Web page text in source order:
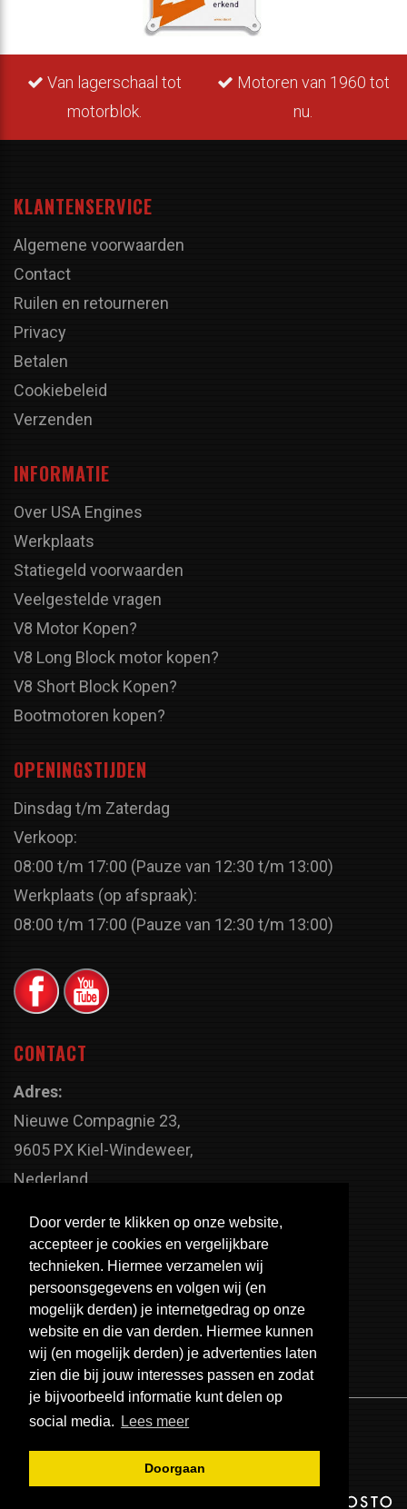
Door verder te klikken op onze website,
accepteer je cookies en vergelijkbare
technieken. Hiermee verzamelen wij
persoonsgegevens en volgen wij (en
mogelijk derden) je internetgedrag op onze
website en die van derden. Hiermee kunnen
wij (en mogelijk derden) je advertenties laten
zien die bij jouw interesses passen en zodat
je bijvoorbeeld informatie kunt delen op
social media.
Lees meer
Doorgaan
Van lagerschaal tot
motorblok.
Motoren van 1960 tot
nu.
KLANTENSERVICE
Algemene voorwaarden
Contact
Ruilen en retourneren
Privacy
Betalen
Cookiebeleid
Verzenden
INFORMATIE
Over USA Engines
Werkplaats
Statiegeld voorwaarden
Veelgestelde vragen
V8 Motor Kopen?
V8 Long Block motor kopen?
V8 Short Block Kopen?
Bootmotoren kopen?
OPENINGSTIJDEN
Dinsdag t/m Zaterdag
Verkoop:
08:00 t/m 17:00 (Pauze van 12:30 t/m 13:00)
Werkplaats (op afspraak):
08:00 t/m 17:00 (Pauze van 12:30 t/m 13:00)
CONTACT
Adres:
Nieuwe Compagnie 23,
9605 PX Kiel-Windeweer,
Nederland
+31 598 - 320 402
Telefoonnummer:
+31 598 - 350 330
Email:
info@usa-engines.com